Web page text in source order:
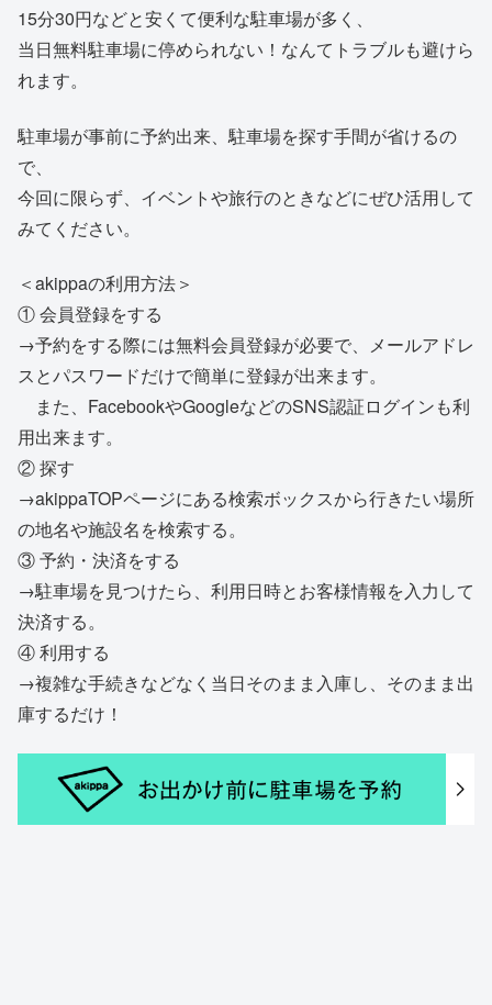
15分30円などと安くて便利な駐車場が多く、
当日無料駐車場に停められない！なんてトラブルも避けら
れます。
駐車場が事前に予約出来、駐車場を探す手間が省けるの
で、
今回に限らず、イベントや旅行のときなどにぜひ活用して
みてください。
＜akippaの利用方法＞
① 会員登録をする
→予約をする際には無料会員登録が必要で、メールアドレ
スとパスワードだけで簡単に登録が出来ます。
また、FacebookやGoogleなどのSNS認証ログインも利
用出来ます。
② 探す
→akippaTOPページにある検索ボックスから行きたい場所
の地名や施設名を検索する。
③ 予約・決済をする
→駐車場を見つけたら、利用日時とお客様情報を入力して
決済する。
④ 利用する
→複雑な手続きなどなく当日そのまま入庫し、そのまま出
庫するだけ！